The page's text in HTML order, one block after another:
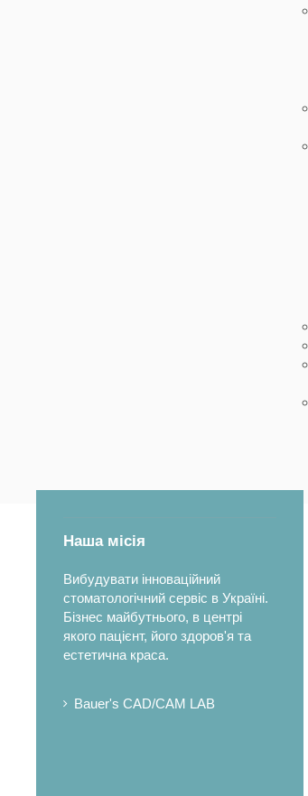
Наша місія
Вибудувати інноваційний
стоматологічний сервіс в Україні.
Бізнес майбутнього, в центрі
якого пацієнт, його здоров'я та
естетична краса.
Bauer's CAD/CAM LAB